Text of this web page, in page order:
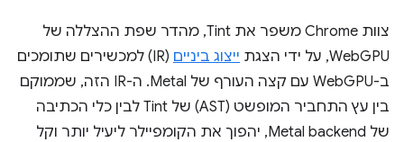
צוות Chrome משפר את Tint, מהדר שפת ההצללה של
WebGPU, על ידי הצגת
ייצוג ביניים
(IR) למכשירים שתומכים
ב-WebGPU עם קצה העורף של Metal. ה-IR הזה, שממוקם
בין עץ התחביר המופשט (AST) של Tint לבין כלי הכתיבה
של Metal backend, יהפוך את הקומפיילר ליעיל יותר וקל